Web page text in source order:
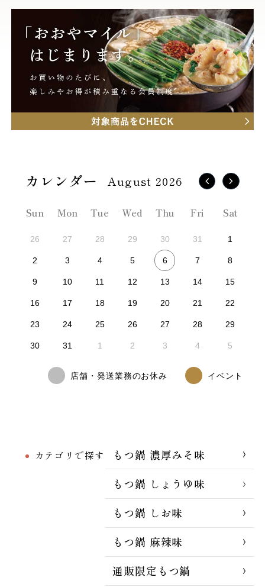
カテゴリで探す
もつ鍋 濃厚みそ味
もつ鍋 しょうゆ味
もつ鍋 しお味
もつ鍋 麻辣味
通販限定もつ鍋
August 2026
Sun Mon Tue Wed Thu Fri Sat
26 27 28 29 30 31 1
2 3 4 5 6 7 8
9 10 11 12 13 14 15
16 17 18 19 20 21 22
23 24 25 26 27 28 29
30 31 1 2 3 4 5
店舗・発送業務のお休み イベント